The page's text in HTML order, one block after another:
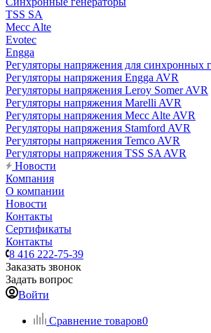
TSS SA
Mecc Alte
Evotec
Engga
Регуляторы напряжения для синхронных
Регуляторы напряжения Engga AVR
Регуляторы напряжения Leroy Somer AVR
Регуляторы напряжения Marelli AVR
Регуляторы напряжения Mecc Alte AVR
Регуляторы напряжения Stamford AVR
Регуляторы напряжения Temco AVR
Регуляторы напряжения TSS SA AVR
Новости
Компания
О компании
Новости
Контакты
Сертификаты
Контакты
8 416 222-75-39
Заказать звонок
Задать вопрос
Войти
Сравнение товаров0